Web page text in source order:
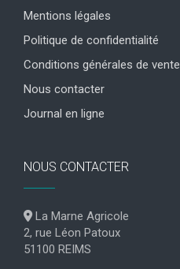
Mentions légales
Politique de confidentialité
Conditions générales de vente
Nous contacter
Journal en ligne
NOUS CONTACTER
La Marne Agricole
2, rue Léon Patoux
51100 REIMS